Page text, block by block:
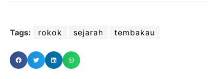
Tags: rokok sejarah tembakau